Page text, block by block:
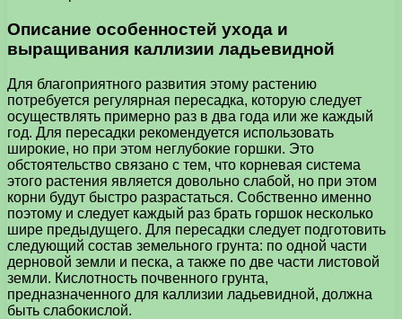
Описание особенностей ухода и
выращивания каллизии ладьевидной
Для благоприятного развития этому растению
потребуется регулярная пересадка, которую следует
осуществлять примерно раз в два года или же каждый
год. Для пересадки рекомендуется использовать
широкие, но при этом неглубокие горшки. Это
обстоятельство связано с тем, что корневая система
этого растения является довольно слабой, но при этом
корни будут быстро разрастаться. Собственно именно
поэтому и следует каждый раз брать горшок несколько
шире предыдущего. Для пересадки следует подготовить
следующий состав земельного грунта: по одной части
дерновой земли и песка, а также по две части листовой
земли. Кислотность почвенного грунта,
предназначенного для каллизии ладьевидной, должна
быть слабокислой.